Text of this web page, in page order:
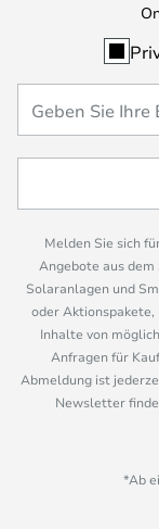
Melden Sie sich
Angebote aus
Solaranlagen und
oder
Inhalte von
Anfragen für
Abmeldung ist
Newsletter
*Ab